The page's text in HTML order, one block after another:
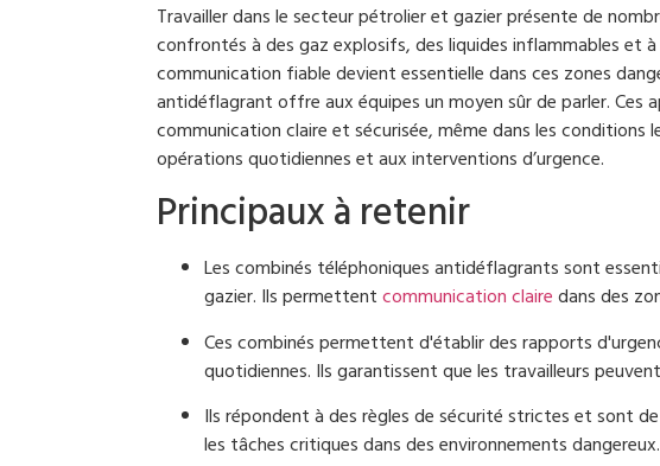
Travailler dans le secteur pétrolier et gazier présente de
confrontés à des gaz explosifs, des liquides inflammables et
communication fiable devient essentielle dans ces zones
antidéflagrant offre aux équipes un moyen sûr de parler. Ces
communication claire et sécurisée, même dans les conditions
opérations quotidiennes et aux interventions d’urgence.
Principaux à retenir
Les combinés téléphoniques antidéflagrants sont
gazier. Ils permettentcommunication clairedans des
Ces combinés permettent d'établir des rapports
quotidiennes. Ils garantissent que les travailleurs
Ils répondent à des règles de sécurité strictes et sont
les tâches critiques dans des environnements dangereux.